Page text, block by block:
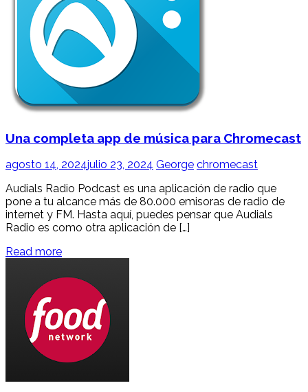
Una completa app de música para Chromecast
agosto 14, 2024julio 23, 2024 George chromecast
Audials Radio Podcast es una aplicación de radio que
pone a tu alcance más de 80.000 emisoras de radio de
internet y FM. Hasta aquí, puedes pensar que Audials
Radio es como otra aplicación de […]
Read more